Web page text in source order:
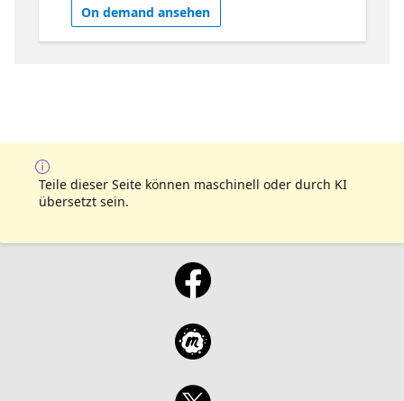
regressions in quality, safety, latency, and
cost before rollout Produce evidence for go /
On demand ansehen
Teile dieser Seite können maschinell oder durch KI
übersetzt sein.